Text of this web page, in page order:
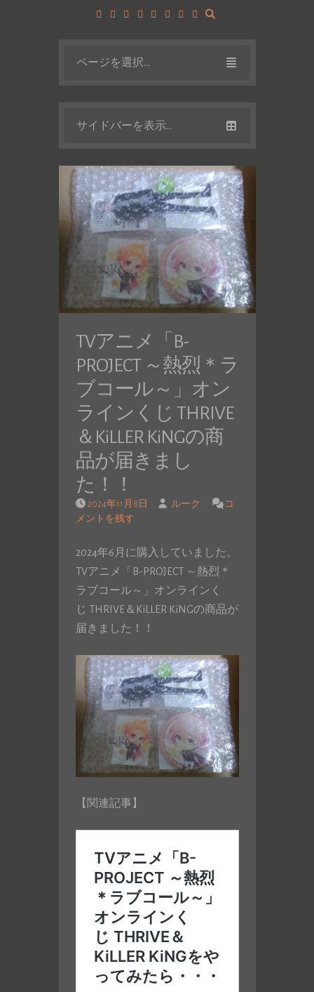
ページを選択...
サイドバーを表示...
TVアニメ「B-
PROJECT ～熱烈＊ラ
ブコール～」オン
ラインくじ THRIVE
＆KiLLER KiNGの商
品が届きまし
た！！
2024年11月8日 ルーク
コ
メントを残す
2024年6月に購入していました。
TVアニメ「B-PROJECT ～熱烈＊
ラブコール～」オンラインく
じ THRIVE＆KiLLER KiNGの商品が
届きました！！
【関連記事】